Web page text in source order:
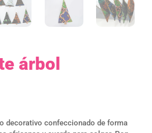
árbol
decorativo confeccionado de forma